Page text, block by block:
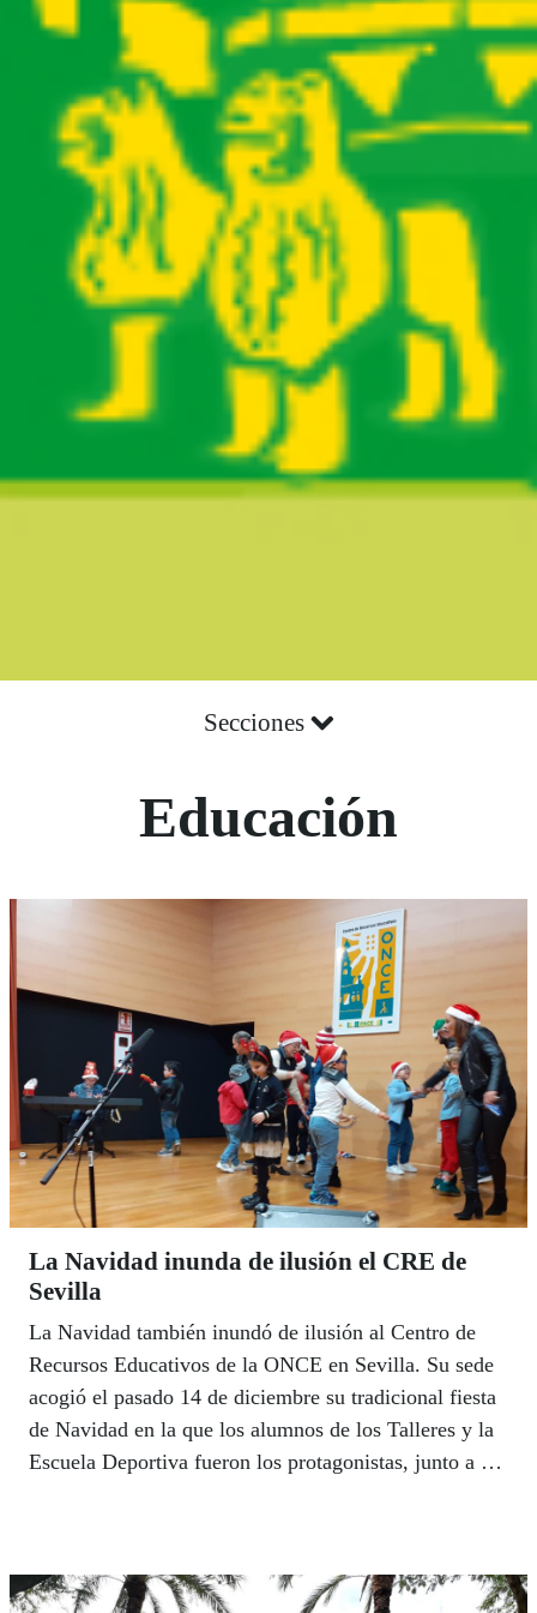
Secciones
Educación
La Navidad inunda de ilusión el CRE de
Sevilla
La Navidad también inundó de ilusión al Centro de
Recursos Educativos de la ONCE en Sevilla. Su sede
acogió el pasado 14 de diciembre su tradicional fiesta
de Navidad en la que los alumnos de los Talleres y la
Escuela Deportiva fueron los protagonistas, junto a sus